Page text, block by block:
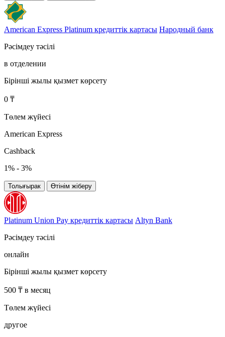
American Express Platinum кредиттік картасы Народный банк
Рәсімдеу тәсілі
в отделении
Бірінші жылы қызмет көрсету
0 ₸
Төлем жүйесі
American Express
Cashback
1% - 3%
Толығырак Өтінім жіберу
Platinum Union Pay кредиттік картасы Altyn Bank
Рәсімдеу тәсілі
онлайн
Бірінші жылы қызмет көрсету
500 ₸ в месяц
Төлем жүйесі
другое